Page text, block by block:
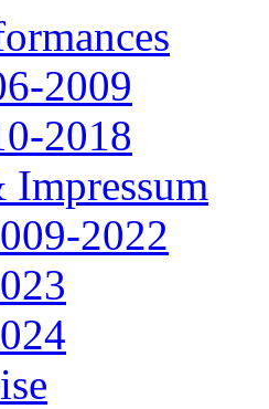
2009
2018
2022